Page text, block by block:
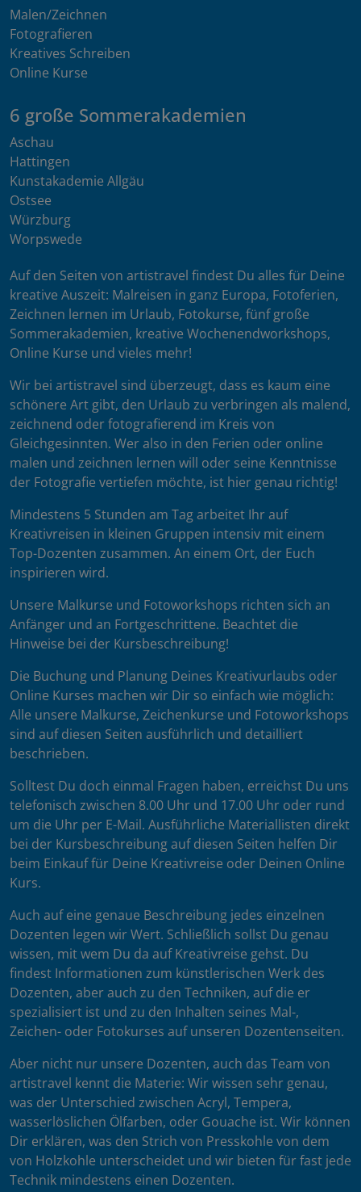
Malen/Zeichnen
Fotografieren
Kreatives Schreiben
Online Kurse
6 große Sommerakademien
Aschau
Hattingen
Kunstakademie Allgäu
Ostsee
Würzburg
Worpswede
Auf den Seiten von artistravel findest Du alles für Deine
kreative Auszeit: Malreisen in ganz Europa, Fotoferien,
Zeichnen lernen im Urlaub, Fotokurse, fünf große
Sommerakademien, kreative Wochenendworkshops,
Online Kurse und vieles mehr!
Wir bei artistravel sind überzeugt, dass es kaum eine
schönere Art gibt, den Urlaub zu verbringen als malend,
zeichnend oder fotografierend im Kreis von
Gleichgesinnten. Wer also in den Ferien oder online
malen und zeichnen lernen will oder seine Kenntnisse
der Fotografie vertiefen möchte, ist hier genau richtig!
Mindestens 5 Stunden am Tag arbeitet Ihr auf
Kreativreisen in kleinen Gruppen intensiv mit einem
Top-Dozenten zusammen. An einem Ort, der Euch
inspirieren wird.
Unsere Malkurse und Fotoworkshops richten sich an
Anfänger und an Fortgeschrittene. Beachtet die
Hinweise bei der Kursbeschreibung!
Die Buchung und Planung Deines Kreativurlaubs oder
Online Kurses machen wir Dir so einfach wie möglich:
Alle unsere Malkurse, Zeichenkurse und Fotoworkshops
sind auf diesen Seiten ausführlich und detailliert
beschrieben.
Solltest Du doch einmal Fragen haben, erreichst Du uns
telefonisch zwischen 8.00 Uhr und 17.00 Uhr oder rund
um die Uhr per E-Mail. Ausführliche Materiallisten direkt
bei der Kursbeschreibung auf diesen Seiten helfen Dir
beim Einkauf für Deine Kreativreise oder Deinen Online
Kurs.
Auch auf eine genaue Beschreibung jedes einzelnen
Dozenten legen wir Wert. Schließlich sollst Du genau
wissen, mit wem Du da auf Kreativreise gehst. Du
findest Informationen zum künstlerischen Werk des
Dozenten, aber auch zu den Techniken, auf die er
spezialisiert ist und zu den Inhalten seines Mal-,
Zeichen- oder Fotokurses auf unseren Dozentenseiten.
Aber nicht nur unsere Dozenten, auch das Team von
artistravel kennt die Materie: Wir wissen sehr genau,
was der Unterschied zwischen Acryl, Tempera,
wasserlöslichen Ölfarben, oder Gouache ist. Wir können
Dir erklären, was den Strich von Presskohle von dem
von Holzkohle unterscheidet und wir bieten für fast jede
Technik mindestens einen Dozenten.